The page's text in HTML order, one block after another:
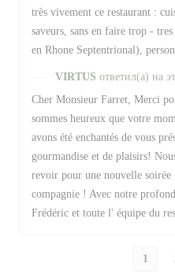
très vivement ce restaurant :
saveurs, sans en faire trop -
en Rhone Septentrional),
VIRTUS ответил(а) на
Cher Monsieur Farret, Merci
sommes heureux que votre
avons été enchantés de vous
gourmandise et de plaisirs!
revoir pour une nouvelle soirée
compagnie ! Avec notre
Frédéric et toute l' équipe du
1